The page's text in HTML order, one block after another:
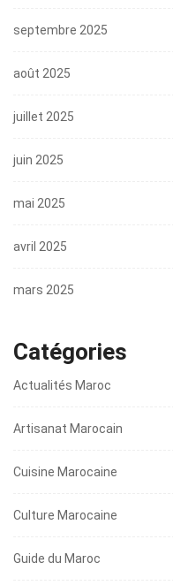
septembre 2025
août 2025
juillet 2025
juin 2025
mai 2025
avril 2025
mars 2025
Catégories
Actualités Maroc
Artisanat Marocain
Cuisine Marocaine
Culture Marocaine
Guide du Maroc